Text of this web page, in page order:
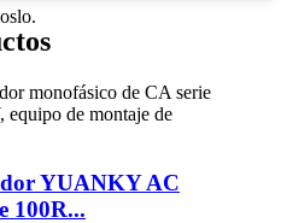
YUANKY AC
100R...